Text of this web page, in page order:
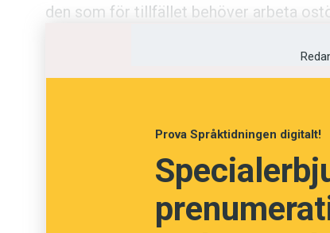
den som för tillfället behöver arbeta
Prova Språktidningen digitalt!